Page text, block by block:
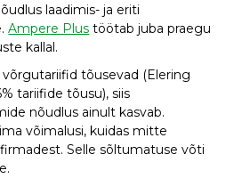
laadimis- ja eriti
Ampere Plus töötab juba praegu
kallal.
tõusevad (Elering
tariifide tõusu), siis
nõudlus ainult kasvab.
võimalusi, kuidas mitte
Selle sõltumatuse võti